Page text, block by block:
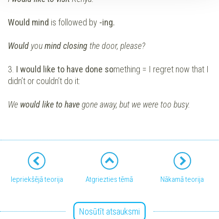
Would mind is followed by -ing.
Would youmind closing the door, please?
3. I would like to have done something = I regret now that I
didn’t or couldn’t do it:
We would like to havegone away, but we were too busy.
Iepriekšējā teorija Atgriezties tēmā Nākamā teorija
Nosūtīt atsauksmi